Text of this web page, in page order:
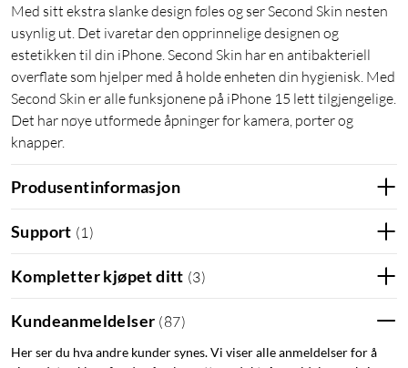
Med sitt ekstra slanke design føles og ser Second Skin nesten
usynlig ut. Det ivaretar den opprinnelige designen og
estetikken til din iPhone. Second Skin har en antibakteriell
overflate som hjelper med å holde enheten din hygienisk. Med
Second Skin er alle funksjonene på iPhone 15 lett tilgjengelige.
Det har nøye utformede åpninger for kamera, porter og
knapper.
Produsentinformasjon
Support (1 )
Kompletter kjøpet ditt (3)
Kundeanmeldelser (87)
Her ser du hva andre kunder synes. Vi viser alle anmeldelser for å